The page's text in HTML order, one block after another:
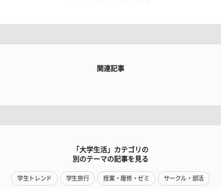
関連記事
「大学生活」カテゴリの
別のテーマの記事を見る
学生トレンド 学生旅行 授業・履修・ゼミ サークル・部活